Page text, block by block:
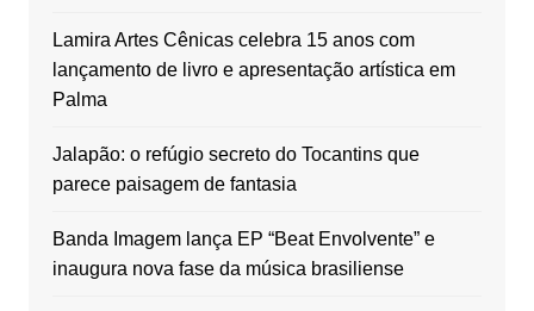
Lamira Artes Cênicas celebra 15 anos com
lançamento de livro e apresentação artística em
Palma
Jalapão: o refúgio secreto do Tocantins que
parece paisagem de fantasia
Banda Imagem lança EP “Beat Envolvente” e
inaugura nova fase da música brasiliense